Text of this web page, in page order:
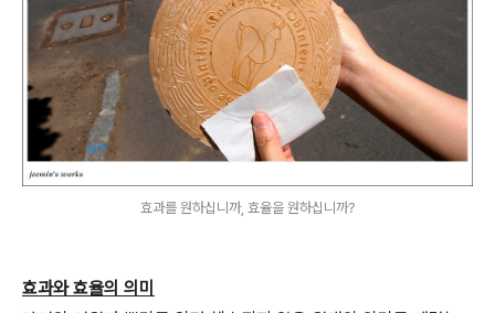
효과를 원하십니까, 효율을 원하십니까?
효과와 효율의 의미